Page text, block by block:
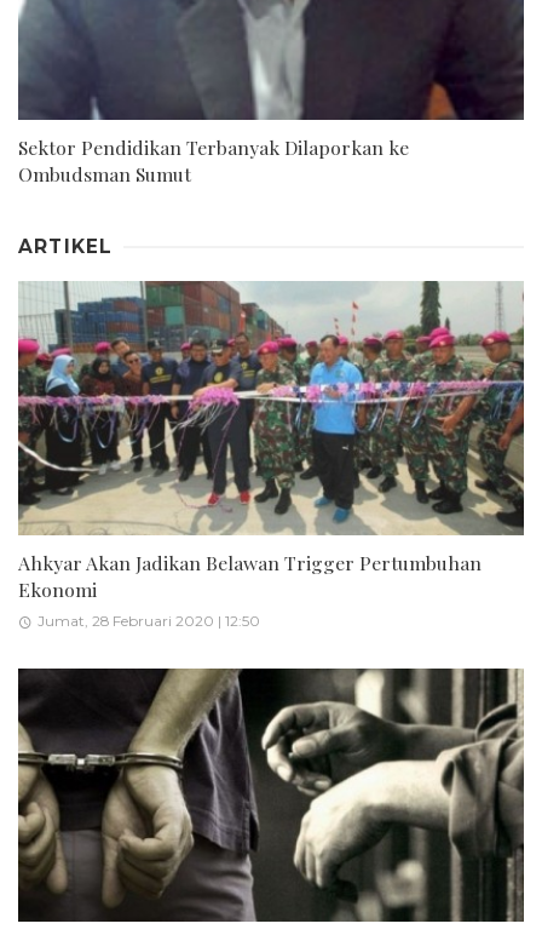
Sektor Pendidikan Terbanyak Dilaporkan ke
Ombudsman Sumut
ARTIKEL
Ahkyar Akan Jadikan Belawan Trigger Pertumbuhan
Ekonomi
Jumat, 28 Februari 2020 | 12:50